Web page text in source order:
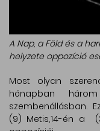
A Nap, a Föld és a
helyzete oppozíció
Most olyan
hónapban
szembenállásban.
(9) Metis,14-én a